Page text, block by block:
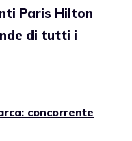
Paris Hilton
di tutti i
concorrente